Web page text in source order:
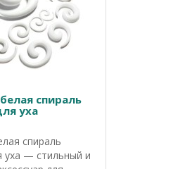
спираль
уха
спираль
уха — стильный и